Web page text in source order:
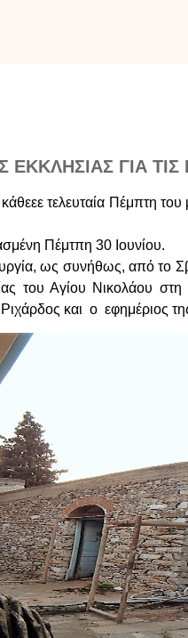
ΓΙΑ ΤΙΣ
τελευταία Πέμπτη του
Πέμτπη 30 Ιουνίου.
ως συνήθως, από το
του Αγίου Νικολάου
και ο εφημέριος